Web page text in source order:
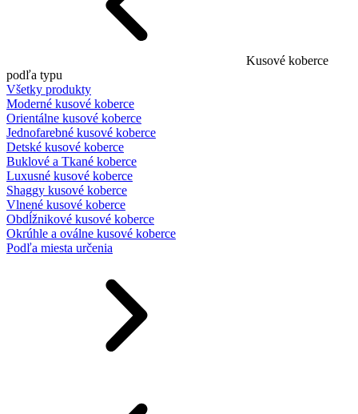
Kusové koberce
podľa typu
Všetky produkty
Moderné kusové koberce
Orientálne kusové koberce
Jednofarebné kusové koberce
Detské kusové koberce
Buklové a Tkané koberce
Luxusné kusové koberce
Shaggy kusové koberce
Vlnené kusové koberce
Obdĺžnikové kusové koberce
Okrúhle a oválne kusové koberce
Podľa miesta určenia